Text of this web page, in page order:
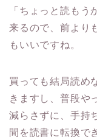
「ちょっと読もう
来るので、前より
もいいですね。
買っても結局読め
きますし、普段や
減らさずに、手持
間を読書に転換で